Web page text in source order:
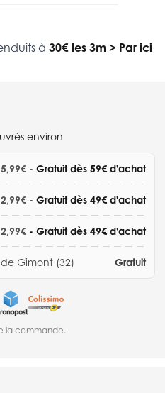
à 30€ les 3m > Par ici
environ
- Gratuit dès 59€ d'achat
- Gratuit dès 49€ d'achat
- Gratuit dès 49€ d'achat
Gimont (32) Gratuit
la commande.